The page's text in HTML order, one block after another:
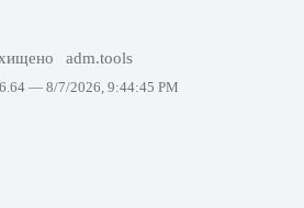
adm.tools
— 8/7/2026, 9:44:45 PM